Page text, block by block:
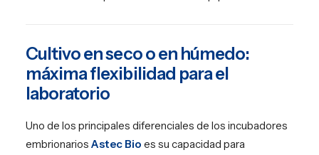
Cultivo en seco o en húmedo:
máxima flexibilidad para el
laboratorio
Uno de los principales diferenciales de los incubadores
embrionarios Astec Bio es su capacidad para